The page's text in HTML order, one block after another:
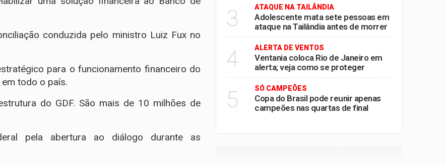
conduzida pelo ministro Luiz Fux no
para o funcionamento financeiro do
todo o país.
do GDF. São mais de 10 milhões de
pela abertura ao diálogo durante as
3 ATAQUE NA TAILÂNDIA
Adolescente mata sete pessoas em
ataque na Tailândia antes de morrer
4 ALERTA DE VENTOS
Ventania coloca Rio de Janeiro em
alerta; veja como se proteger
5 SÓ CAMPEÕES
Copa do Brasil pode reunir apenas
campeões nas quartas de final